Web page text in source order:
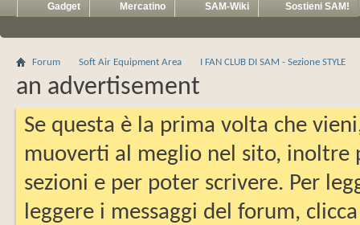
Gadget Mercatino SAM-Wiki Sostieni SAM!
Forum Soft Air Equipment Area I FAN CLUB DI SAM - Sezione STYLE
an advertisement
Se questa è la prima volta che
muoverti al meglio nel sito, inoltre
sezioni e per poter scrivere. Per
leggere i messaggi del forum,